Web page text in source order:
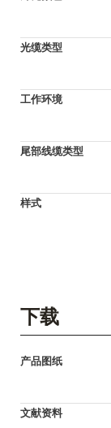
光缆类型
工作环境
尾部线缆类型
样式
下载
产品图纸
文献资料